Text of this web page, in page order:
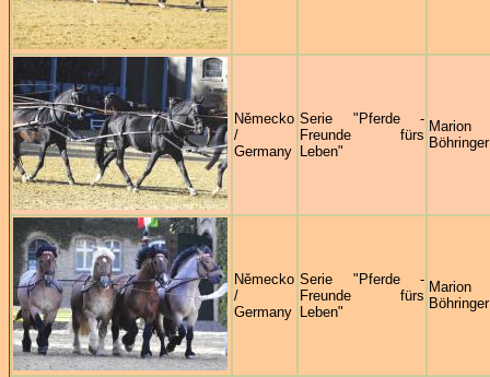
Německo
/
Germany
Serie "Pferde -
Freunde fürs
Leben"
Marion
Böhringer
Německo
/
Germany
Serie "Pferde -
Freunde fürs
Leben"
Marion
Böhringer